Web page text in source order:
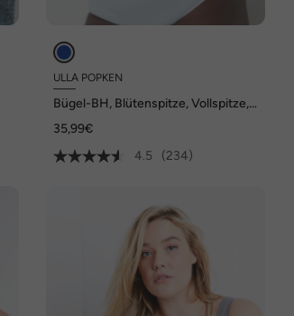
ULLA POPKEN
Bügel-BH, Blütenspitze, Vollspitze,
35,99€
4.5
(234)